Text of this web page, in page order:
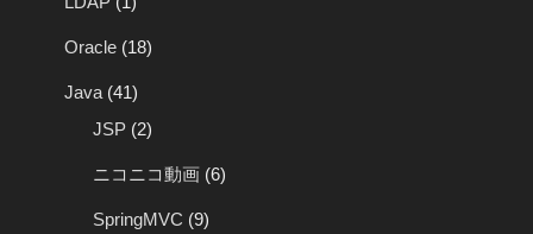
Oracle (18)
Java (41)
JSP (2)
ニコニコ動画 (6)
SpringMVC (9)